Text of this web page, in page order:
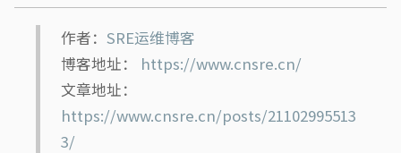
作者： SRE运维博客
博客地址： https://www.cnsre.cn/
文章地址：
https://www.cnsre.cn/posts/21102995513
3/